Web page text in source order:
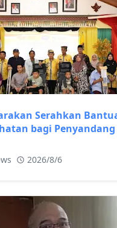
Serahkan
bagi Penyandang
2026/8/6